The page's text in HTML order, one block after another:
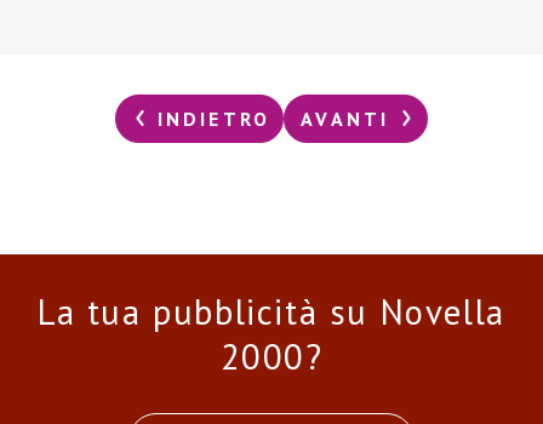
INDIETRO AVANTI
La tua pubblicità su Novella
2000?